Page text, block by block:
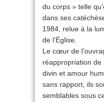
du corps » telle
dans ses
1984, relue à la
de l’Église.
Le cœur de
réappropriation de
divin et amour
sans rapport, ils
semblables sous